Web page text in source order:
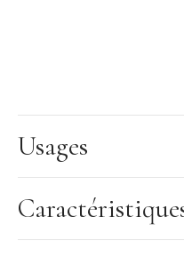
Qualité professionnelle
Démoulage facilité
Caractéristiques Moule
Matière : Silicone 100%
Silicone Alimentaire, non
Utilisable au four, au
Usages